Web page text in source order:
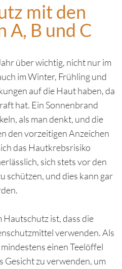
mit den
A, B und C
über wichtig, nicht nur im
im Winter, Frühling und
auf die Haut haben, da
hat. Ein Sonnenbrand
als man denkt, und die
den vorzeitigen Anzeichen
das Hautkrebsrisiko
sich stets vor den
schützen, und dies kann gar
Hautschutz ist, dass die
verwenden. Als
einen Teelöffel
Gesicht zu verwenden, um